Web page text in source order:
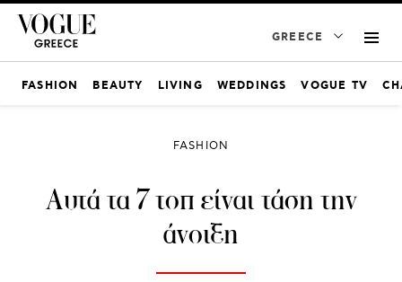
GREECE
FASHION BEAUTY LIVING WEDDINGS VOGUE TV
FASHION
Αυτά τα 7 τοπ είναι τάση την
άνοιξη